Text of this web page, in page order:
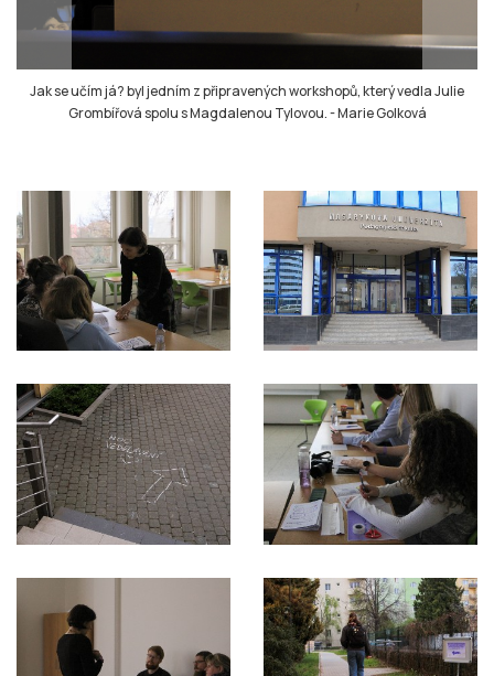
Jak se učím já? byl jedním z připravených workshopů, který vedla Julie
Grombířová spolu s Magdalenou Tylovou.-Marie Golková